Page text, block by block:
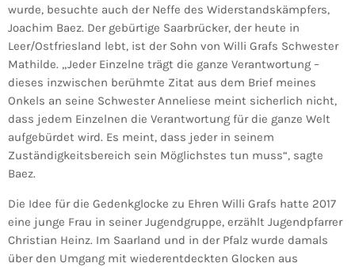
wurde, besuchte auch der Neffe des Widerstandskämpfers,
Joachim Baez. Der gebürtige Saarbrücker, der heute in
Leer/Ostfriesland lebt, ist der Sohn von Willi Grafs Schwester
Mathilde. „Jeder Einzelne trägt die ganze Verantwortung –
dieses inzwischen berühmte Zitat aus dem Brief meines
Onkels an seine Schwester Anneliese meint sicherlich nicht,
dass jedem Einzelnen die Verantwortung für die ganze Welt
aufgebürdet wird. Es meint, dass jeder in seinem
Zuständigkeitsbereich sein Möglichstes tun muss“, sagte
Baez.
Die Idee für die Gedenkglocke zu Ehren Willi Grafs hatte 2017
eine junge Frau in seiner Jugendgruppe, erzählt Jugendpfarrer
Christian Heinz. Im Saarland und in der Pfalz wurde damals
über den Umgang mit wiederentdeckten Glocken aus